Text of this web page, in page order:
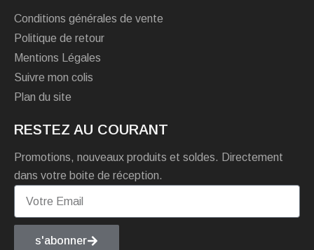
Conditions générales de vente
Politique de retour
Mentions Légales
Suivre mon colis
Plan du site
RESTEZ AU COURANT
Promotions, nouveaux produits et soldes. Directement
dans votre boite de réception.
s'abonner